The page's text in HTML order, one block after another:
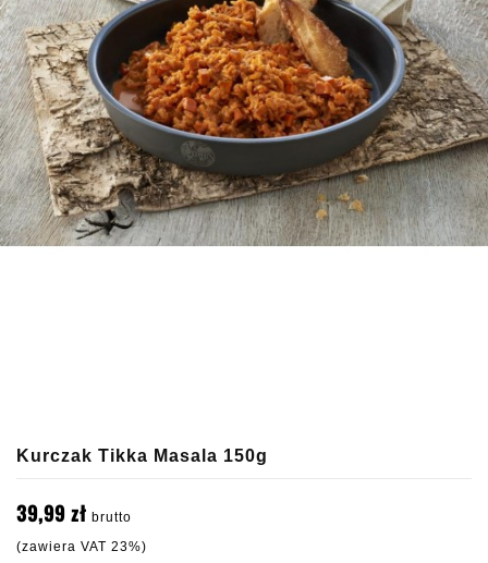
Kurczak Tikka Masala 150g
39,99 zł brutto
(zawiera VAT 23%)